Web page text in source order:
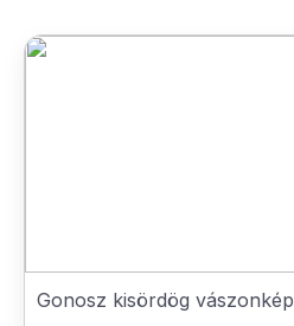
Gonosz kisördög vászonkép